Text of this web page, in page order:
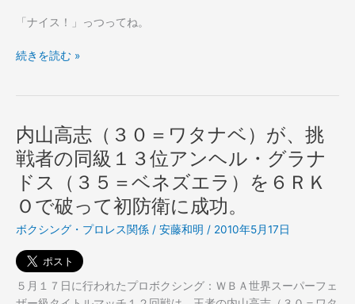
「ナイス！」っつってね。
北
画
に
つ
い
て。
続きを読む »
内山高志（３０＝ワタナベ）が、挑
戦者の同級１３位アンヘル・グラナ
ドス（３５＝ベネズエラ）を６ＲＫ
Ｏで破って初防衛に成功。
ボクシング・プロレス関係 / 安藤和明 / 2010年5月17日
５月１７日に行われたプロボクシング：ＷＢＡ世界スーパーフェ